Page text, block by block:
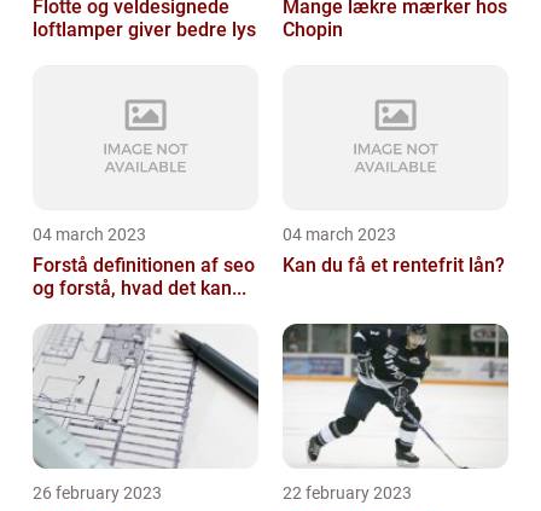
Flotte og veldesignede
loftlamper giver bedre lys
Mange lækre mærker hos
Chopin
04 march 2023
Forstå definitionen af seo
og forstå, hvad det kan...
04 march 2023
Kan du få et rentefrit lån?
26 february 2023 22 february 2023